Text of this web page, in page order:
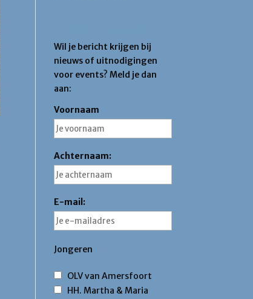
Wil je bericht krijgen bij
nieuws of uitnodigingen
voor events? Meld je dan
aan:
Voornaam
Achternaam:
E-mail:
Jongeren
OLV van Amersfoort
HH. Martha & Maria